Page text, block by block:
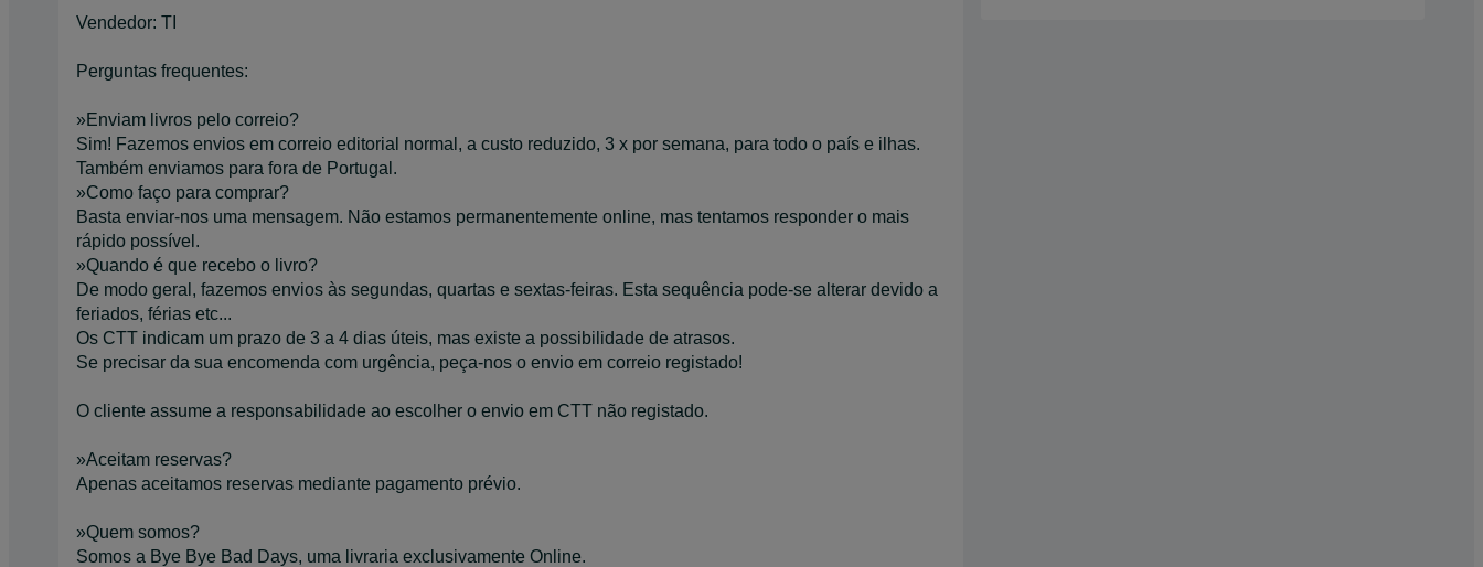
Vendedor: TI
Perguntas frequentes:
»Enviam livros pelo correio?
Sim! Fazemos envios em correio editorial normal, a custo reduzido, 3 x por semana, para todo o país e ilhas.
Também enviamos para fora de Portugal.
»Como faço para comprar?
Basta enviar-nos uma mensagem. Não estamos permanentemente online, mas tentamos responder o mais
rápido possível.
»Quando é que recebo o livro?
De modo geral, fazemos envios às segundas, quartas e sextas-feiras. Esta sequência pode-se alterar devido a
feriados, férias etc...
Os CTT indicam um prazo de 3 a 4 dias úteis, mas existe a possibilidade de atrasos.
Se precisar da sua encomenda com urgência, peça-nos o envio em correio registado!
O cliente assume a responsabilidade ao escolher o envio em CTT não registado.
»Aceitam reservas?
Apenas aceitamos reservas mediante pagamento prévio.
»Quem somos?
Somos a Bye Bye Bad Days, uma livraria exclusivamente Online.